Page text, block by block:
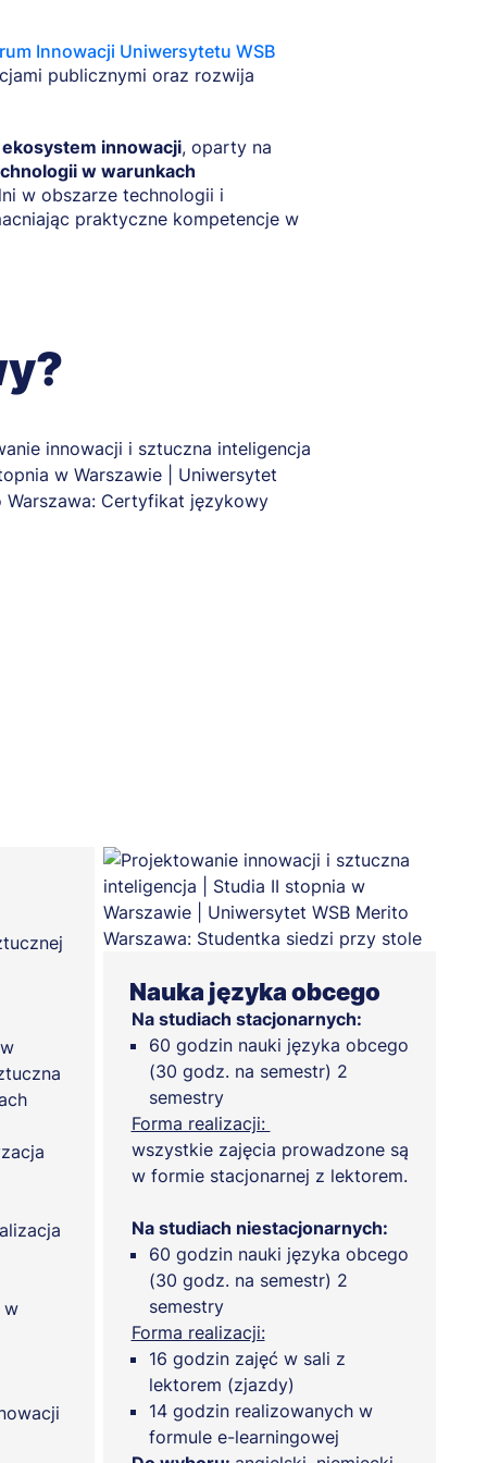
Innowacji Uniwersytetu WSB
publicznymi oraz rozwija
ekosystem innowacji, oparty na
w warunkach
w obszarze technologii i
praktyczne kompetencje w
w
Nauka języka obcego
Na studiach stacjonarnych:
60 godzin nauki języka obcego
(30 godz. na semestr) 2
semestry
Forma realizacji:
wszystkie zajęcia prowadzone są
w formie stacjonarnej z lektorem.
Na studiach niestacjonarnych:
60 godzin nauki języka obcego
(30 godz. na semestr) 2
semestry
Forma realizacji:
16 godzin zajęć w sali z
lektorem (zjazdy)
14 godzin realizowanych w
formule e-learningowej